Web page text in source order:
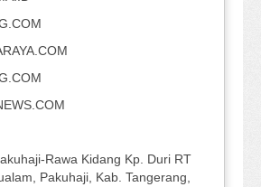
Rawa Kidang Kp. Duri RT
Pakuhaji, Kab. Tangerang,